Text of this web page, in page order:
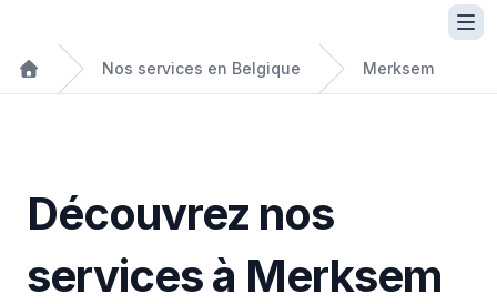
Nos services en Belgique Merksem
Découvrez nos
services à Merksem